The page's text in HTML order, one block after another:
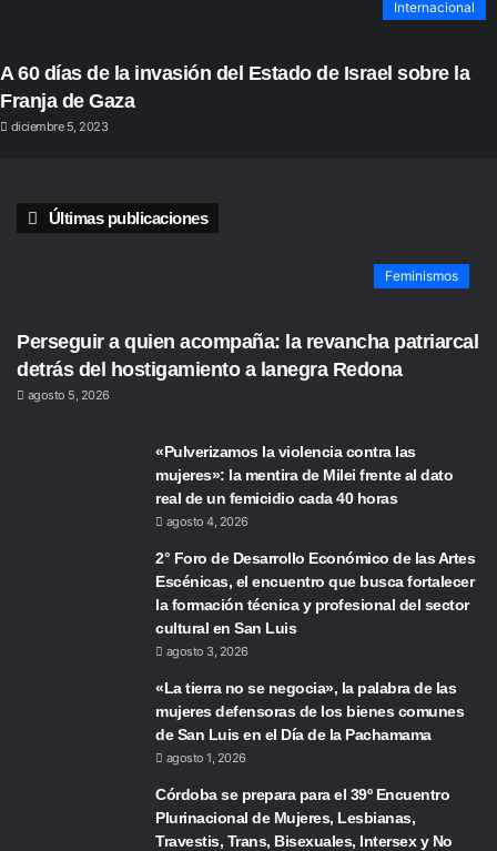
Internacional
A 60 días de la invasión del Estado de Israel sobre la
Franja de Gaza
diciembre 5, 2023
Últimas publicaciones
Feminismos
Perseguir a quien acompaña: la revancha patriarcal
detrás del hostigamiento a lanegra Redona
agosto 5, 2026
«Pulverizamos la violencia contra las
mujeres»: la mentira de Milei frente al dato
real de un femicidio cada 40 horas
agosto 4, 2026
2° Foro de Desarrollo Económico de las Artes
Escénicas, el encuentro que busca fortalecer
la formación técnica y profesional del sector
cultural en San Luis
agosto 3, 2026
«La tierra no se negocia», la palabra de las
mujeres defensoras de los bienes comunes
de San Luis en el Día de la Pachamama
agosto 1, 2026
Córdoba se prepara para el 39º Encuentro
Plurinacional de Mujeres, Lesbianas,
Travestis, Trans, Bisexuales, Intersex y No